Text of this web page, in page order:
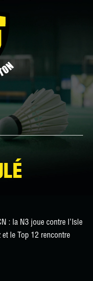
: la N3 joue contre l’Isle
et le Top 12 rencontre